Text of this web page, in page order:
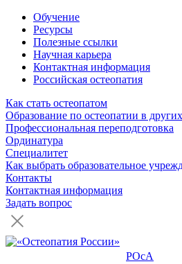
Обучение
Ресурсы
Полезные ссылки
Научная карьера
Контактная информация
Российская остеопатия
Как стать остеопатом
Образование по остеопатии в
Профессиональная переподготовка
Ординатура
Специалитет
Как выбрать образовательное
Контакты
Контактная информация
Задать вопрос
РОсА